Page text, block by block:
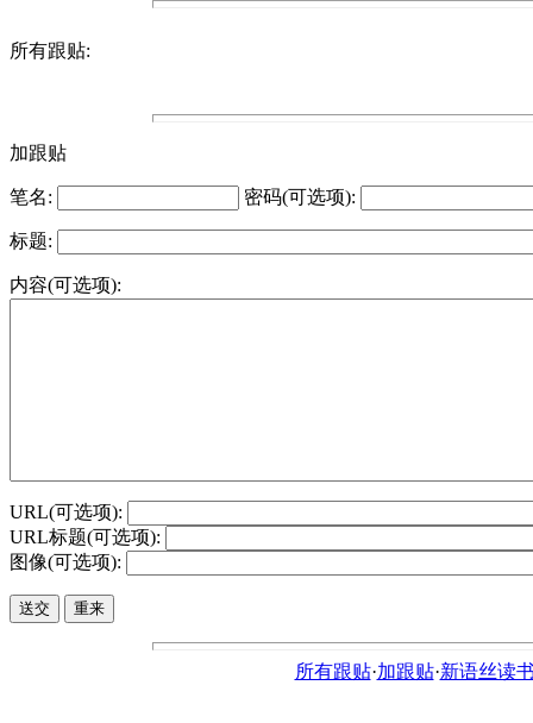
所有跟贴:
加跟贴
笔名: 密码(可选项):
标题:
内容(可选项):
URL(可选项):
URL标题(可选项):
图像(可选项):
所有跟贴·加跟贴·新语丝读